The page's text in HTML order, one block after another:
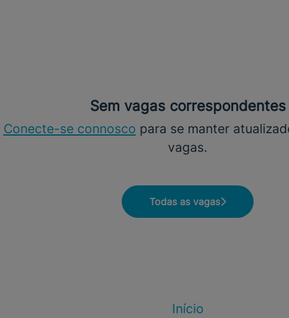
Sem vagas correspondentes
Conecte-se connosco para se manter
vagas.
Todas as vagas
Início